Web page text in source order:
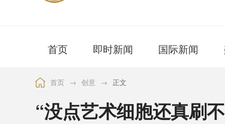
首页 即时新闻 国际新闻
首页 → 创意 → 正文
“没点艺术细胞还真刷